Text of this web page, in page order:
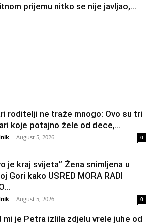
prijemu nitko se nije javljao,...
roditelji ne traže mnogo: Ovo su tri
koje potajno žele od dece,...
- August 5, 2026 0
je kraj svijeta” Žena snimljena u
Gori kako USRED MORA RADI
- August 5, 2026 0
mi je Petra izlila zdjelu vrele juhe od